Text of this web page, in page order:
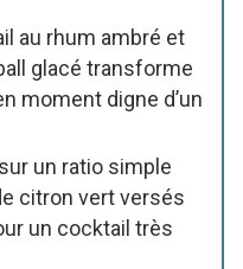
au rhum ambré et
glacé transforme
moment digne d’un
un ratio simple
citron vert versés
un cocktail très